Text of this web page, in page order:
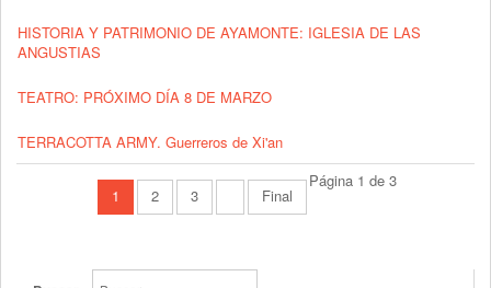
HISTORIA Y PATRIMONIO DE AYAMONTE: IGLESIA DE LAS
ANGUSTIAS
TEATRO: PRÓXIMO DÍA 8 DE MARZO
TERRACOTTA ARMY. Guerreros de Xi'an
Página 1 de 3
1 2 3 Final